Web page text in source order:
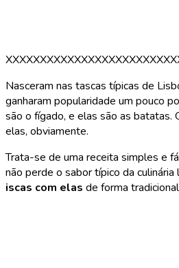
Nasceram nas tascas típicas de
ganharam popularidade um pouco
são o fígado, e elas são as batatas.
elas, obviamente.
Trata-se de uma receita simples e
não perde o sabor típico da
iscas com elas de forma